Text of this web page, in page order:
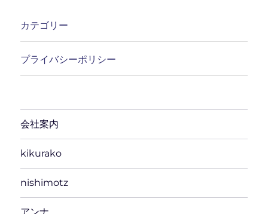
カテゴリー
プライバシーポリシー
会社案内
kikurako
nishimotz